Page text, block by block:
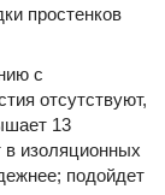
простенков
с
отсутствуют,
13
в изоляционных
подойдет